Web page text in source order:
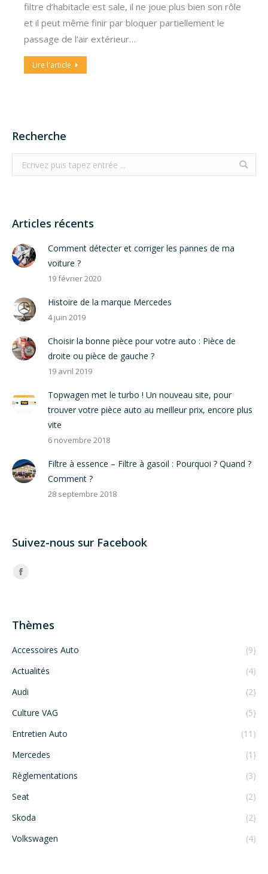
filtre d’habitacle est sale, il ne joue plus bien son rôle
et il peut même finir par bloquer partiellement le
passage de l’air extérieur…
Lire l'article
Recherche
Search:
Articles récents
Comment détecter et corriger les pannes de ma
voiture ?
19 février 2020
Histoire de la marque Mercedes
4 juin 2019
Choisir la bonne pièce pour votre auto : Pièce de
droite ou pièce de gauche ?
19 avril 2019
Topwagen met le turbo ! Un nouveau site, pour
trouver votre pièce auto au meilleur prix, encore plus
vite
6 novembre 2018
Filtre à essence – Filtre à gasoil : Pourquoi ? Quand ?
Comment ?
28 septembre 2018
Suivez-nous sur Facebook
Trouvez nous sur :
Facebook
Thèmes
Accessoires Auto
(9)
Actualités
(4)
Audi
(2)
Culture VAG
(5)
Entretien Auto
(11)
Mercedes
(1)
Règlementations
(3)
Seat
(2)
Skoda
(2)
Volkswagen
(4)